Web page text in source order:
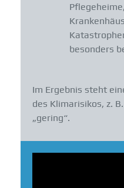
besonders
Im Ergebnis steht
des Klimarisikos, z.
„gering“.